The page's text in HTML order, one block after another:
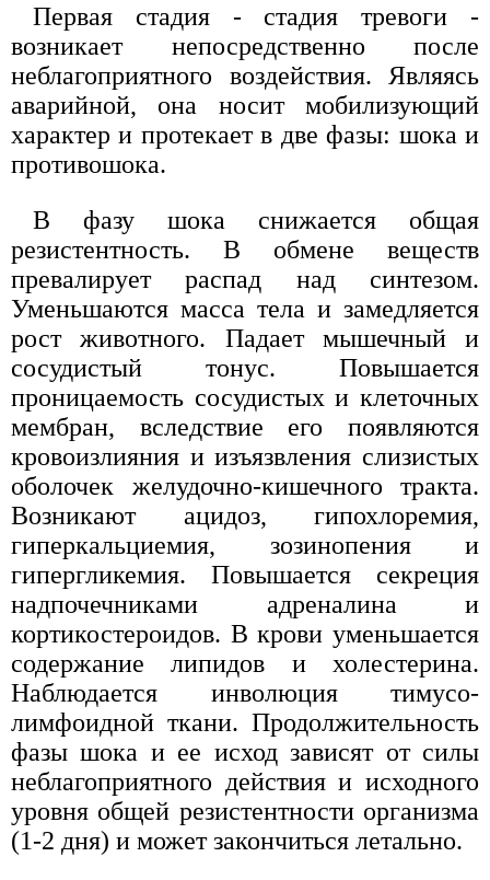
Первая стадия - стадия тревоги -
возникает непосредственно после
неблагоприятного воздействия. Являясь
аварийной, она носит мобилизующий
характер и протекает в две фазы: шока и
противошока.
В фазу шока снижается общая
резистентность. В обмене веществ
превалирует распад над синтезом.
Уменьшаются масса тела и замедляется
рост животного. Падает мышечный и
сосудистый тонус. Повышается
проницаемость сосудистых и клеточных
мембран, вследствие его появляются
кровоизлияния и изъязвления слизистых
оболочек желудочно-кишечного тракта.
Возникают ацидоз, гипохлоремия,
гиперкальциемия, зозинопения и
гипергликемия. Повышается секреция
надпочечниками адреналина и
кортикостероидов. В крови уменьшается
содержание липидов и холестерина.
Наблюдается инволюция тимусо-
лимфоидной ткани. Продолжительность
фазы шока и ее исход зависят от силы
неблагоприятного действия и исходного
уровня общей резистентности организма
(1-2 дня) и может закончиться летально.